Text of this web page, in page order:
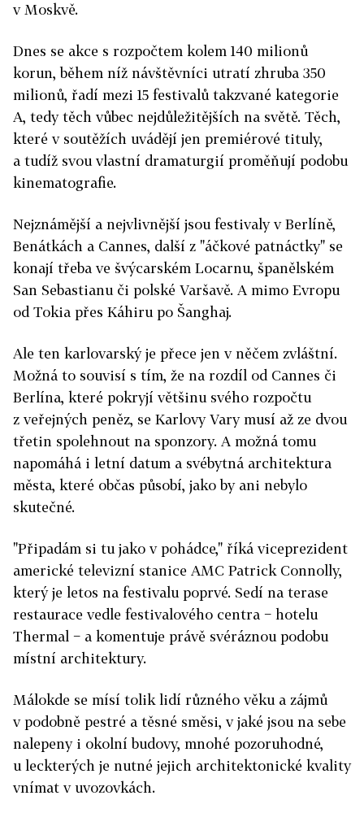
v Moskvě.
Dnes se akce s rozpočtem kolem 140 milionů
korun, během níž návštěvníci utratí zhruba 350
milionů, řadí mezi 15 festivalů takzvané kategorie
A, tedy těch vůbec nejdůležitějších na světě. Těch,
které v soutěžích uvádějí jen premiérové tituly,
a tudíž svou vlastní dramaturgií proměňují podobu
kinematografie.
Nejznámější a nejvlivnější jsou festivaly v Berlíně,
Benátkách a Cannes, další z "áčkové patnáctky" se
konají třeba ve švýcarském Locarnu, španělském
San Sebastianu či polské Varšavě. A mimo Evropu
od Tokia přes Káhiru po Šanghaj.
Ale ten karlovarský je přece jen v něčem zvláštní.
Možná to souvisí s tím, že na rozdíl od Cannes či
Berlína, které pokryjí většinu svého rozpočtu
z veřejných peněz, se Karlovy Vary musí až ze dvou
třetin spolehnout na sponzory. A možná tomu
napomáhá i letní datum a svébytná architektura
města, které občas působí, jako by ani nebylo
skutečné.
"Připadám si tu jako v pohádce," říká viceprezident
americké televizní stanice AMC Patrick Connolly,
který je letos na festivalu poprvé. Sedí na terase
restaurace vedle festivalového centra − hotelu
Thermal − a komentuje právě svéráznou podobu
místní architektury.
Málokde se mísí tolik lidí různého věku a zájmů
v podobně pestré a těsné směsi, v jaké jsou na sebe
nalepeny i okolní budovy, mnohé pozoruhodné,
u leckterých je nutné jejich architektonické kvality
vnímat v uvozovkách.